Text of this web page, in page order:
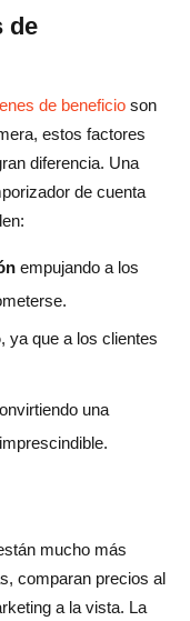
de
de beneficio son
estos factores
diferencia. Una
de cuenta
empujando a los
, ya que a los clientes
una
mucho más
comparan precios al
a la vista. La